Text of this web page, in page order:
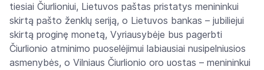
tiesiai Čiurlioniui, Lietuvos paštas pristatys menininkui
skirtą pašto ženklų seriją, o Lietuvos bankas – jubiliejui
skirtą proginę monetą, Vyriausybėje bus pagerbti
Čiurlionio atminimo puoselėjimui labiausiai nusipelniusios
asmenybės, o Vilniaus Čiurlionio oro uostas – menininkui